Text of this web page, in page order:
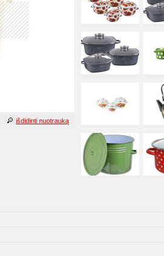
išdidinti nuotrauką